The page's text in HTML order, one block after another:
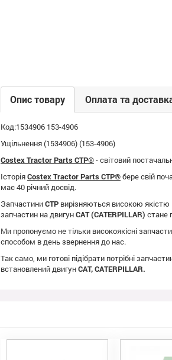
Опис товару Оплата та
Код:1534906 153-4906
Ущільнення (1534906) (153-4906)
Costex Tractor Parts CTP®- світовий
ІсторіяCostex Tractor Parts CTP®бере свій
має 40 річний досвід.
ЗапчастиниCTP вирізняються високою
запчастин на двигунCAT (CATERPILLAR) стане
Ми пропонуємо не тільки високоякісні
способом в день звернення до нас.
Так само, ми готові підібрати потрібні
встановлений двигунCAT, CATERPILLAR.